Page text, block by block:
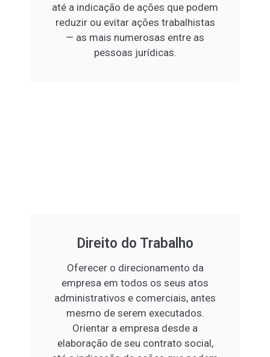
até a indicação de ações que podem
reduzir ou evitar ações trabalhistas
— as mais numerosas entre as
pessoas jurídicas.
Direito do Trabalho
Oferecer o direcionamento da
empresa em todos os seus atos
administrativos e comerciais, antes
mesmo de serem executados.
Orientar a empresa desde a
elaboração de seu contrato social,